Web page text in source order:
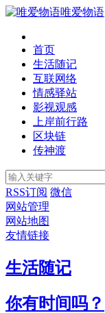
唯爱物语
首页
生活随记
互联网络
情感驿站
影视观感
上岸前行路
区块链
传神渡
RSS订阅 微信
网站管理
网站地图
友情链接
生活随记
你有时间吗？